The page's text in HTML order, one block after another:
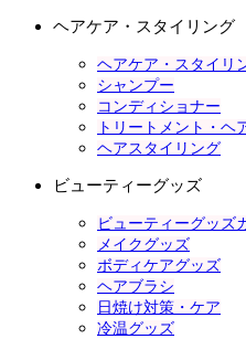
ヘアケア・スタイリング
ヘアケア・スタイリ
シャンプー
コンディショナー
トリートメント・ヘ
ヘアスタイリング
ビューティーグッズ
ビューティーグッズ
メイクグッズ
ボディケアグッズ
ヘアブラシ
日焼け対策・ケア
冷温グッズ